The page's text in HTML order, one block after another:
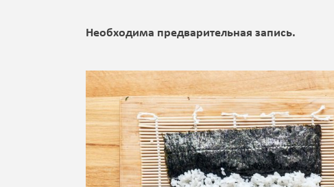
Необходима предварительная запись.